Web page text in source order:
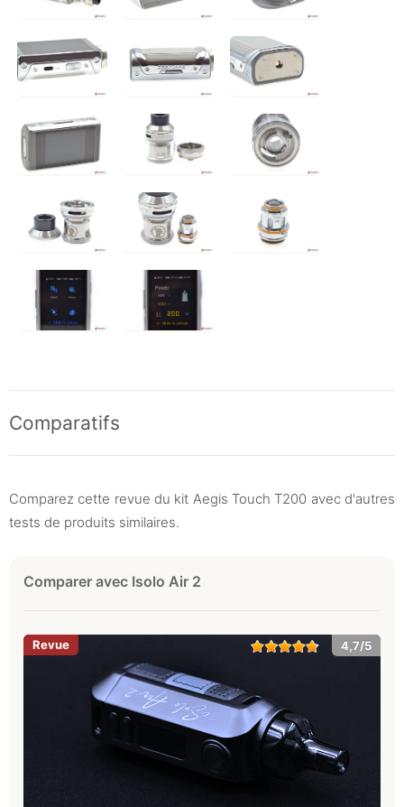
Comparatifs
Comparez cette revue du kit Aegis Touch T200 avec d'autres
tests de produits similaires.
Comparer avec Isolo Air 2
4,7/5